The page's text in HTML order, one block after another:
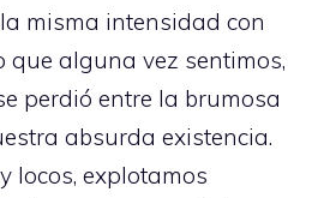
misma intensidad con
que alguna vez sentimos,
perdió entre la brumosa
absurda existencia.
locos, explotamos